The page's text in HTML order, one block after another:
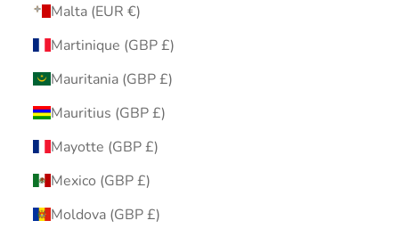
Malta (EUR €)
Martinique (GBP £)
Mauritania (GBP £)
Mauritius (GBP £)
Mayotte (GBP £)
Mexico (GBP £)
Moldova (GBP £)